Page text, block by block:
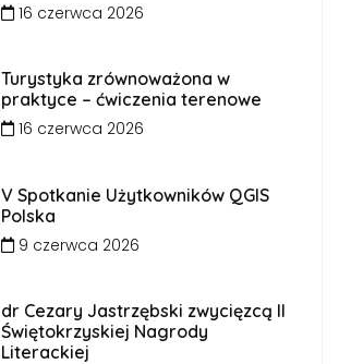
16 czerwca 2026
Turystyka zrównoważona w
praktyce – ćwiczenia terenowe
16 czerwca 2026
V Spotkanie Użytkowników QGIS
Polska
9 czerwca 2026
dr Cezary Jastrzębski zwycięzcą II
Świętokrzyskiej Nagrody
Literackiej